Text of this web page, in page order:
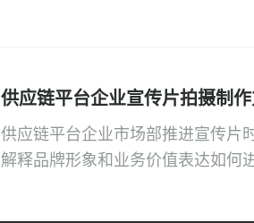
供应链平台企业宣传片拍摄制作
供应链平台企业市场部推进宣传片
解释品牌形象和业务价值表达如何